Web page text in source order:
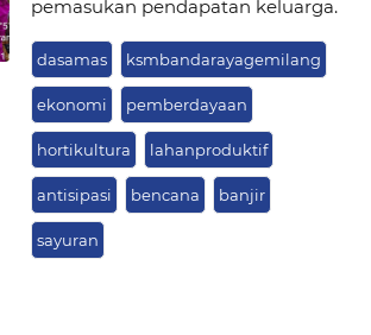
pemasukan pendapatan keluarga.
dasamas ksmbandarayagemilang
ekonomi pemberdayaan
hortikultura lahanproduktif
antisipasi bencana banjir
sayuran